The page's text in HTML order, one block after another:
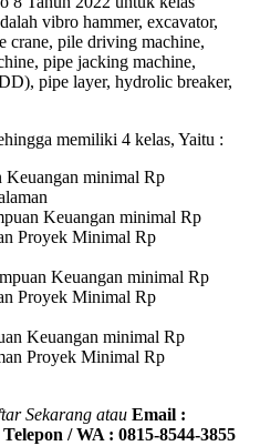
vibro hammer, excavator,
crane, pile driving machine,
pipe jacking machine,
pipe layer, hydrolic breaker,
memiliki 4 kelas, Yaitu :
minimal Rp
Keuangan minimal Rp
Proyek Minimal Rp
Keuangan minimal Rp
Proyek Minimal Rp
Keuangan minimal Rp
Proyek Minimal Rp
Sekarang atau Email :
Telepon / WA : 0815-8544-3855